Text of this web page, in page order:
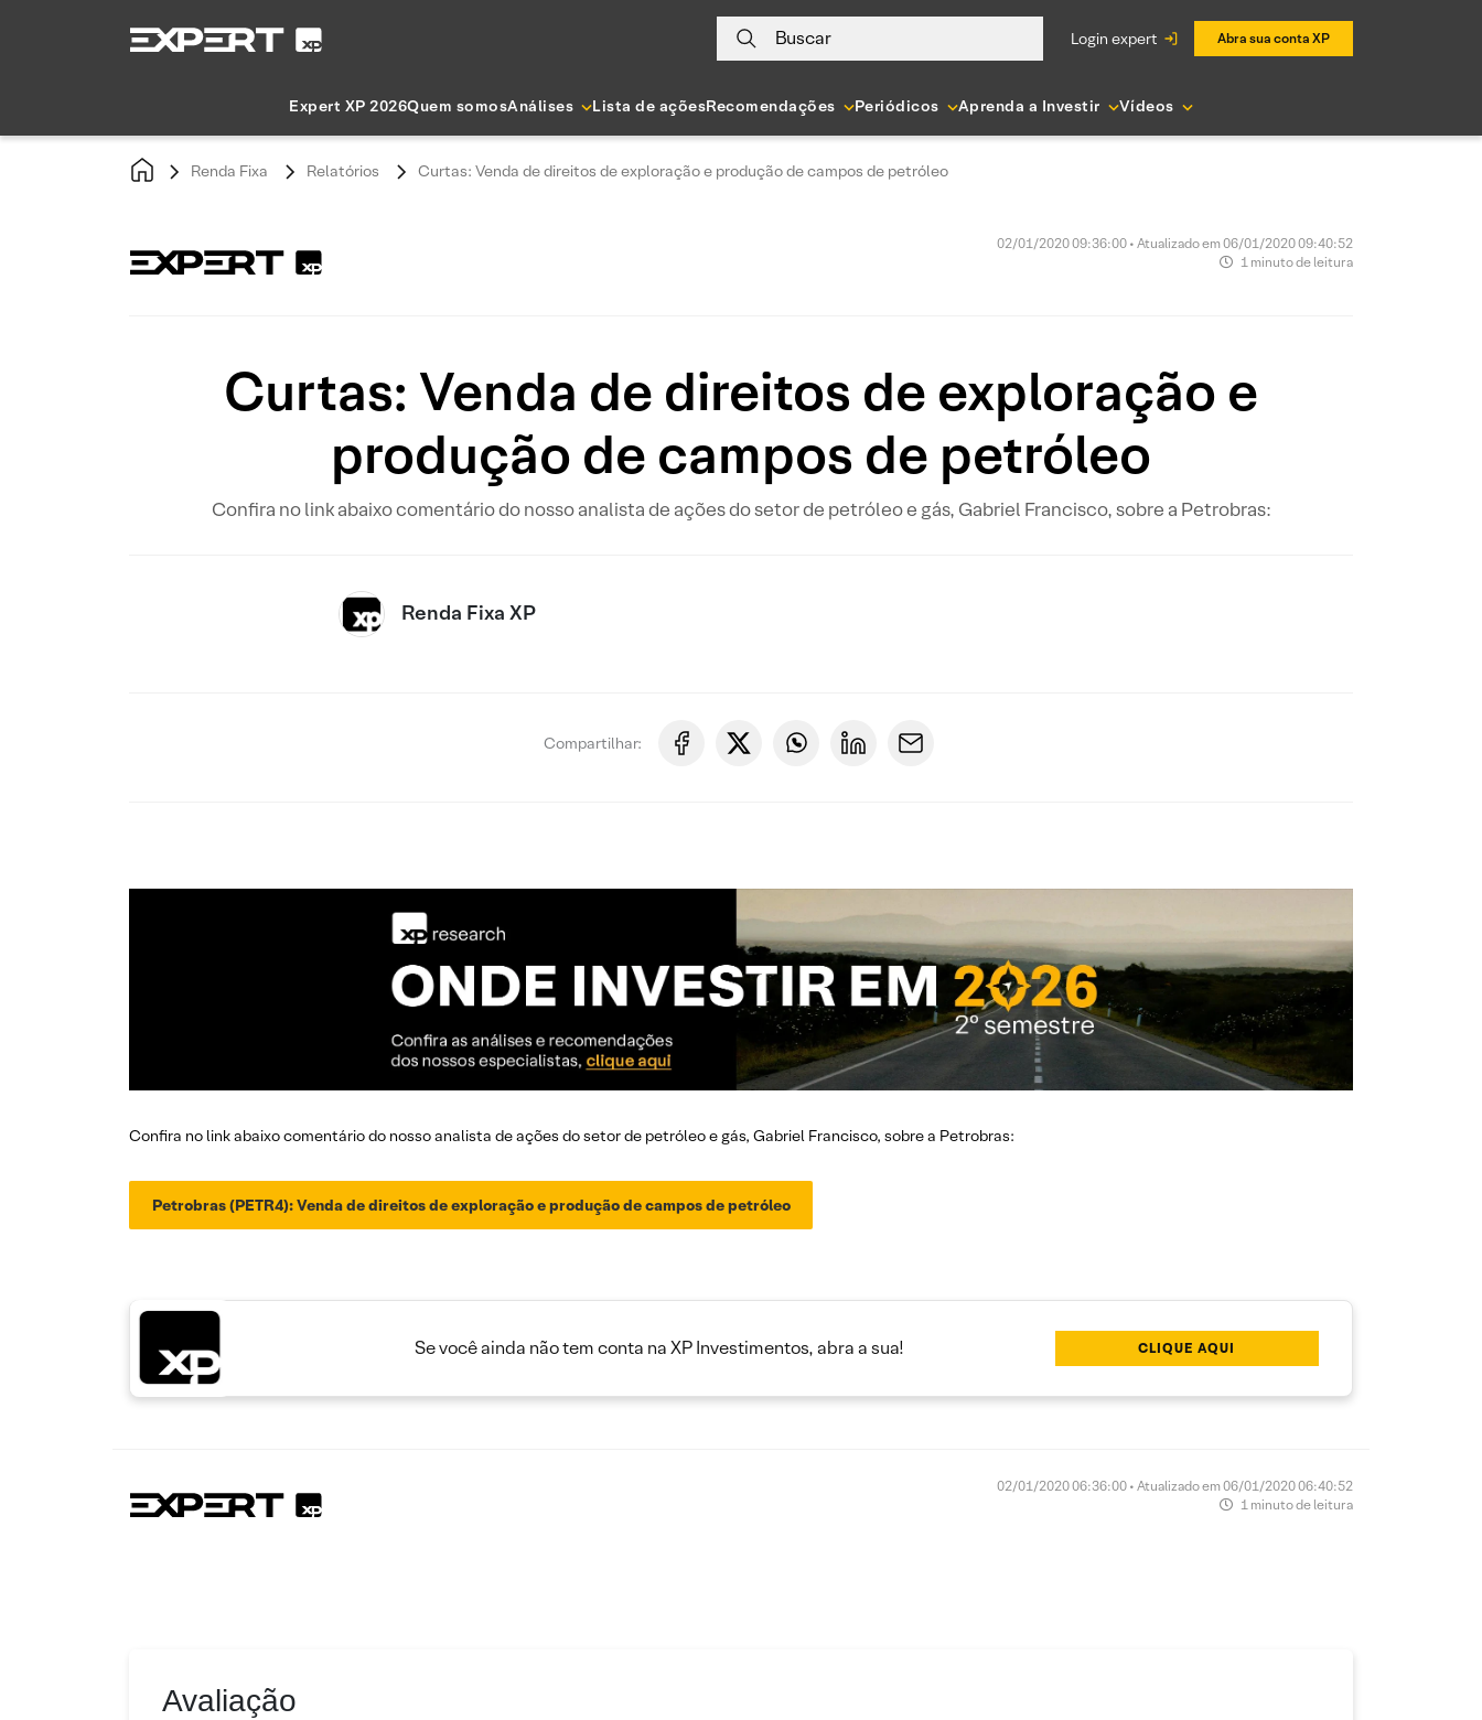
Buscar login expert Abra sua conta XP
Expert XP 2026Quem somosAnálises Lista de açõesRecomendações Periódicos Aprenda a Investir Vídeos
Renda Fixa Relatórios Curtas: Venda de direitos de exploração e produção de campos de petróleo
02/01/2020 09:36:00 • Atualizado em 06/01/2020 09:40:52
1 minuto de leitura
Curtas: Venda de direitos de exploração e
produção de campos de petróleo
Confira no link abaixo comentário do nosso analista de ações do setor de petróleo e gás, Gabriel Francisco, sobre a Petrobras:
Renda Fixa XP
Compartilhar:
Confira no link abaixo comentário do nosso analista de ações do setor de petróleo e gás, Gabriel Francisco, sobre a Petrobras:
Petrobras (PETR4): Venda de direitos de exploração e produção de campos de petróleo
Se você ainda não tem conta na XP Investimentos, abra a sua! CLIQUE AQUI
02/01/2020 06:36:00 • Atualizado em 06/01/2020 06:40:52
1 minuto de leitura
Avaliação